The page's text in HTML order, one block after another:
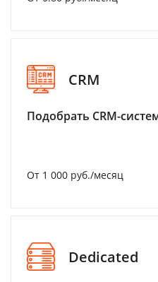
CRM
Подобрать CRM-
От 1 000 руб./месяц
Dedicated